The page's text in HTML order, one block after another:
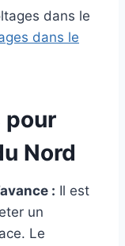
dans le
dans le
pour
Nord
: Il est
un
Le